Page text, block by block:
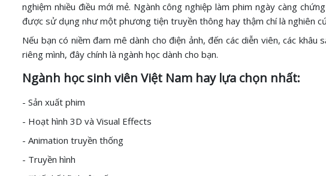
nghiệm nhiều điều mới mẻ. Ngành công nghiệp làm phim ngày càng
được sử dụng như một phương tiện truyền thông hay thậm chí là nghiên
Nếu bạn có niềm đam mê dành cho điện ảnh, đến các diễn viên, các
riêng mình, đây chính là ngành học dành cho bạn.
Ngành học sinh viên Việt Nam hay lựa chọn nhất:
- Sản xuất phim
- Hoạt hình 3D và Visual Effects
- Animation truyền thống
- Truyền hình